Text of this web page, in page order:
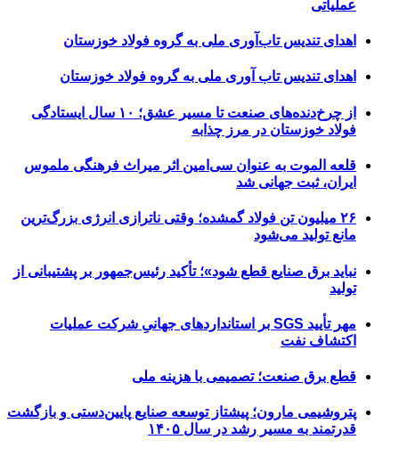
عملیاتی
اهدای تندیس تاب‌آوری ملی به گروه فولاد خوزستان
اهدای تندیس تاب آوری ملی به گروه فولاد خوزستان
از چرخ‌دنده‌های صنعت تا مسیر عشق؛ ۱۰ سال ایستادگی
فولاد خوزستان در مرز چذابه
قلعه الموت به عنوان سی‌امین اثر میراث‌ فرهنگی ملموس
ایران، ثبت جهانی شد
۲۶ میلیون تن فولاد گمشده؛ وقتی ناترازی انرژی بزرگ‌ترین
مانع تولید می‌شود
نباید برق صنایع قطع شود»؛ تأکید رئیس‌جمهور بر پشتیبانی از
تولید
مهر تأیید SGS بر استانداردهای جهانیِ شرکت عملیات
اکتشاف نفت
قطع برق صنعت؛ تصمیمی با هزینه ملی
پتروشیمی مارون؛ پیشتاز توسعه صنایع پایین‌دستی و بازگشت
قدرتمند به مسیر رشد در سال ۱۴۰۵